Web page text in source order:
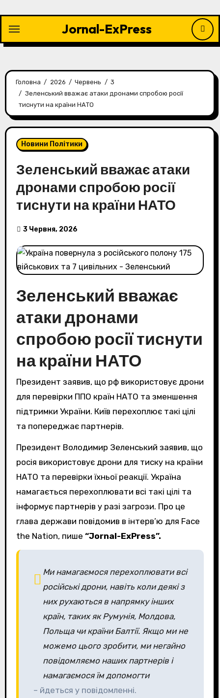
контенту
Jornal-ExPress
Головна 2026 Червень
3
Зеленський вважає атаки дронами спробою росії
тиснути на країни НАТО
Новини Політики
Зеленський вважає атаки
дронами спробою росії
тиснути на країни НАТО
3 Червня, 2026
Зеленський вважає
атаки дронами
спробою росії тиснути
на країни НАТО
Президент заявив, що рф використовує дрони
для перевірки ППО країн НАТО та зменшення
підтримки України. Київ перехоплює такі цілі
та попереджає партнерів.
Президент Володимир Зеленський заявив, що
росія використовує дрони для тиску на країни
НАТО та перевірки їхньої реакції. Україна
намагається перехоплювати всі такі цілі та
інформує партнерів у разі загрози. Про це
глава держави повідомив в інтерв’ю для Face
the Nation, пише “Jornal-ExPress”.
Ми намагаємося перехоплювати всі
російські дрони, навіть коли деякі з
них рухаються в напрямку інших
країн, таких як Румунія, Молдова,
Польща чи країни Балтії. Якщо ми не
можемо цього зробити, ми негайно
повідомляємо наших партнерів і
намагаємося їм допомогти
– йдеться у повідомленні.